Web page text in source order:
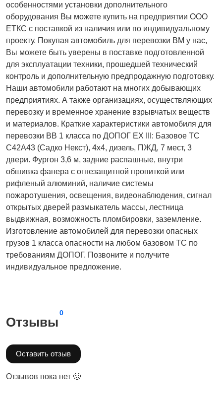
особенностями установки дополнительного
оборудования Вы можете купить на предприятии ООО
ЕТКС с поставкой из наличия или по индивидуальному
проекту. Покупая автомобиль для перевозки ВМ у нас,
Вы можете быть уверены в поставке подготовленной
для эксплуатации техники, прошедшей технический
контроль и дополнительную предпродажную подготовку.
Наши автомобили работают на многих добывающих
предприятиях. А также организациях, осуществляющих
перевозку и временное хранение взрывчатых веществ
и материалов. Краткие характеристики автомобиля для
перевозки ВВ 1 класса по ДОПОГ EX III: Базовое ТС
С42А43 (Садко Некст), 4х4, дизель, ПЖД, 7 мест, 3
двери. Фургон 3,6 м, задние распашные, внутри
обшивка фанера с огнезащитной пропиткой или
рифленый алюминий, наличие системы
пожаротушения, освещения, видеонаблюдения, сигнал
открытых дверей размыкатель массы, лестница
выдвижная, возможность пломбировки, заземление.
Изготовление автомобилей для перевозки опасных
грузов 1 класса опасности на любом базовом ТС по
требованиям ДОПОГ. Позвоните и получите
индивидуальное предложение.
Отзывы
0
Оставить отзыв
Отзывов пока нет 🥴